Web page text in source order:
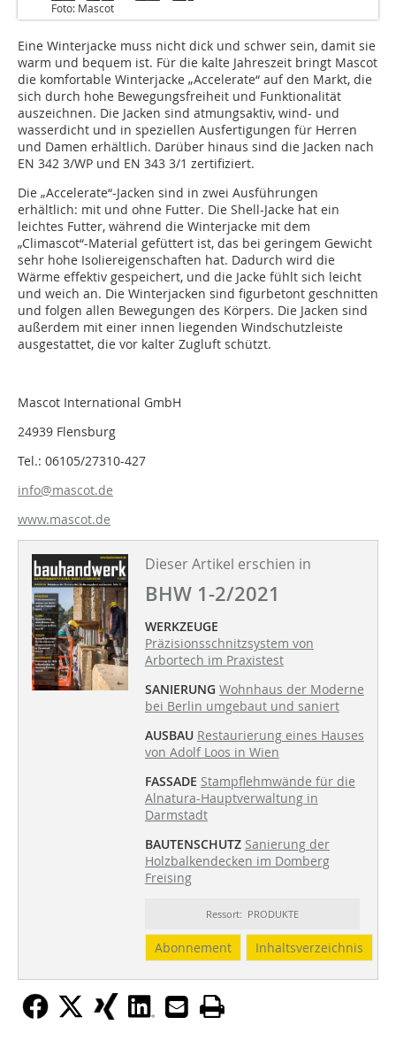
Foto: Mascot
Eine Winterjacke muss nicht dick und schwer sein, damit sie
warm und bequem ist. Für die kalte Jahreszeit bringt Mascot
die komfortable Winterjacke „Accelerate“ auf den Markt, die
sich durch hohe Bewegungsfreiheit und Funktionalität
auszeichnen. Die Jacken sind atmungsaktiv, wind- und
wasserdicht und in speziellen Ausfertigungen für Herren
und Damen erhältlich. Darüber hinaus sind die Jacken nach
EN 342 3/WP und EN 343 3/1 zertifiziert.
Die „Accelerate“-Jacken sind in zwei Ausführungen
erhältlich: mit und ohne Futter. Die Shell-Jacke hat ein
leichtes Futter, während die Winterjacke mit dem
„Climascot“-Material gefüttert ist, das bei geringem Gewicht
sehr hohe Isoliereigenschaften hat. Dadurch wird die
Wärme effektiv gespeichert, und die Jacke fühlt sich leicht
und weich an. Die Winterjacken sind figurbetont geschnitten
und folgen allen Bewegungen des Körpers. Die Jacken sind
außerdem mit einer innen liegenden Windschutzleiste
ausgestattet, die vor kalter Zugluft schützt.
Mascot International GmbH
24939 Flensburg
Tel.: 06105/27310-427
info@mascot.de
www.mascot.de
Dieser Artikel erschien in
BHW 1-2/2021
WERKZEUGE
Präzisionsschnitzsystem von
Arbortech im Praxistest
SANIERUNG Wohnhaus der Moderne
bei Berlin umgebaut und saniert
AUSBAU Restaurierung eines Hauses
von Adolf Loos in Wien
FASSADE Stampflehmwände für die
Alnatura-Hauptverwaltung in
Darmstadt
BAUTENSCHUTZ Sanierung der
Holzbalkendecken im Domberg
Freising
Ressort: PRODUKTE
Abonnement Inhaltsverzeichnis